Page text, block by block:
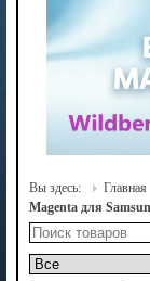
Вы здесь: Главная
Magenta для